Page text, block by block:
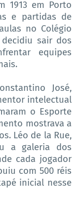
1913 em Porto
e partidas de
no Colégio
sair dos
equipes
José,
intelectual
o Esporte
mostrava a
Léo de la Rue,
a galeria dos
cada jogador
com 500 réis
inicial nesse